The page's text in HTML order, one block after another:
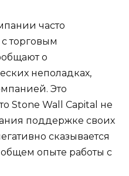
часто
торговым
о
неполадках,
Это
Stone Wall Capital не
поддержке своих
сказывается
опыте работы с